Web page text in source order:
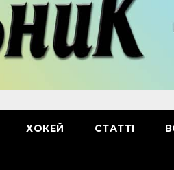
ХОКЕЙ СТАТТІ